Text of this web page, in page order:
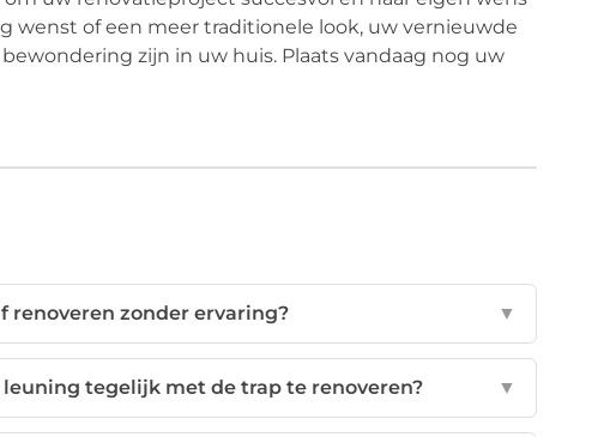
wenst of een meer traditionele look, uw vernieuwde
zijn in uw huis. Plaats vandaag nog uw
renoveren zonder ervaring? ▼
tegelijk met de trap te renoveren? ▼